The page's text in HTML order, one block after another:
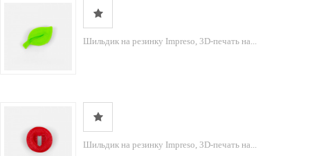
Шильдик на резинку Impreso, 3D-печать на...
Шильдик на резинку Impreso, 3D-печать на...